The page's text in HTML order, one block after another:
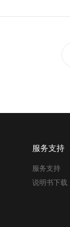
服务支持
服务支持
说明书下载